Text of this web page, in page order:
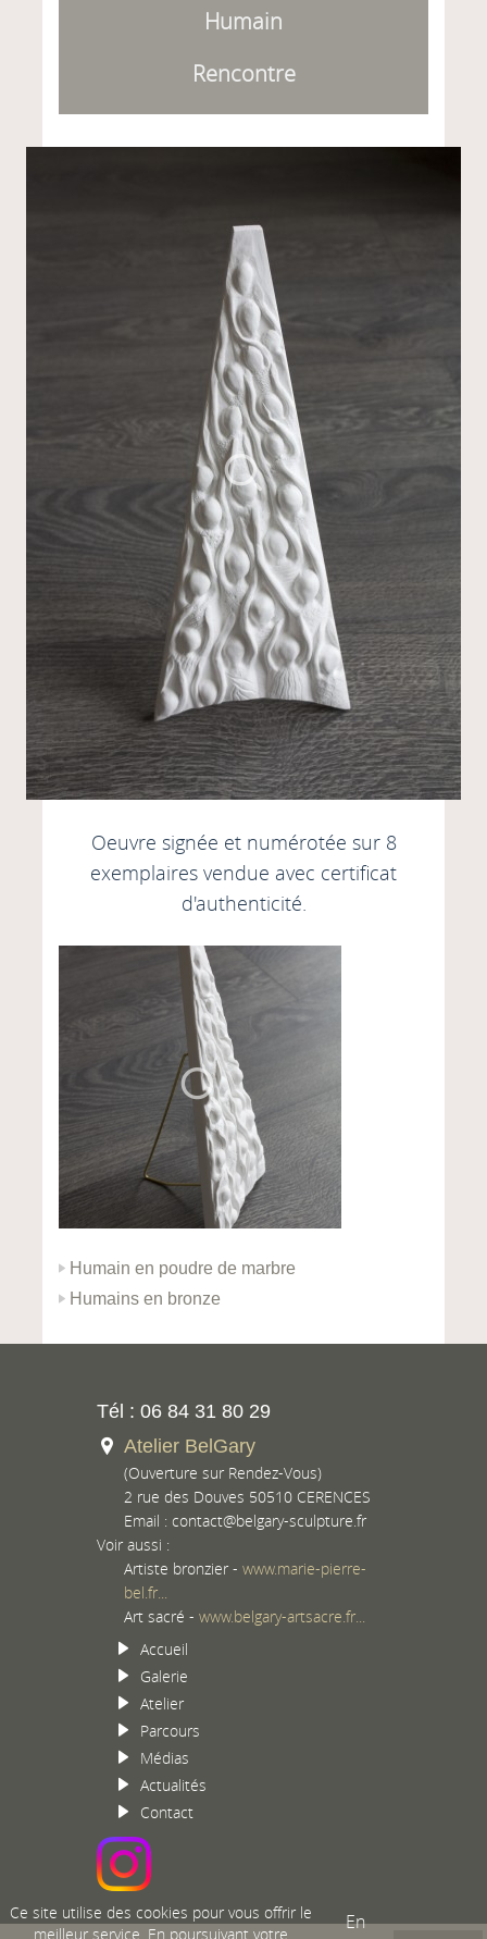
Humain
Rencontre
Oeuvre signée etnumérotée sur 8
exemplaires vendue avec certificat
d'authenticité.
Humain en poudre de marbre
Humains en bronze
Tél : 06 84 31 80 29
Atelier BelGary
(Ouverture sur Rendez-Vous)
2 rue des Douves 50510 CERENCES
Email : contact@belgary-sculpture.fr
Voir aussi :
Artiste bronzier - www.marie-pierre-
bel.fr...
Art sacré - www.belgary-artsacre.fr...
Accueil
Galerie
Atelier
Parcours
Médias
Actualités
Contact
Ce site utilise des cookies pour vous offrir le
meilleur service. En poursuivant votre
En